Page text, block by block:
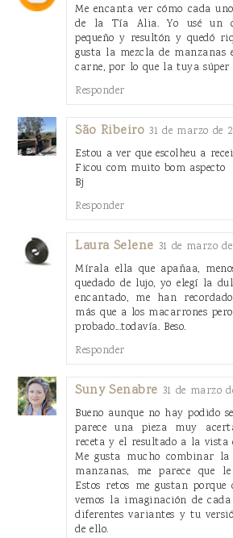
Me encanta ver cómo cada
de la Tía Alia. Yo usé un
pequeño y resultón y quedó
gusta la mezcla de manzanas
carne, por lo que la tuya súper
Responder
São Ribeiro 31 de marzo de
Estou a ver que escolheu a
Ficou com muito bom aspecto
Bj
Responder
Laura Selene 31 de marzo
Mírala ella que apañaa,
quedado de lujo, yo elegí la
encantado, me han
más que a los macarrones
probado...todavía. Beso.
Responder
Suny Senabre 31 de marzo
Bueno aunque no hay podido
parece una pieza muy
receta y el resultado a la vista
Me gusta mucho combinar
manzanas, me parece que
Estos retos me gustan
vemos la imaginación de
diferentes variantes y tu
de ello.